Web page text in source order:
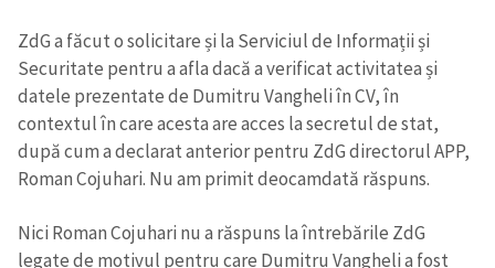
ZdG a făcut o solicitare și la Serviciul de Informații și
Securitate pentru a afla dacă a verificat activitatea și
datele prezentate de Dumitru Vangheli în CV, în
contextul în care acesta are acces la secretul de stat,
după cum a declarat anterior pentru ZdG directorul APP,
Roman Cojuhari. Nu am primit deocamdată răspuns.
Nici Roman Cojuhari nu a răspuns la întrebările ZdG
legate de motivul pentru care Dumitru Vangheli a fost